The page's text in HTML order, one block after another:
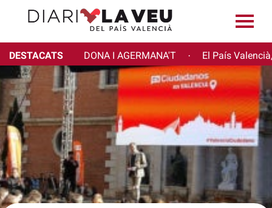
DESTACATS DONA I AGERMANA'T · El País